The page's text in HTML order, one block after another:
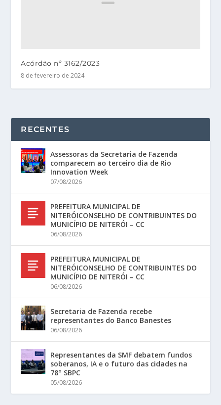
Acórdão nº 3162/2023
8 de fevereiro de 2024
RECENTES
Assessoras da Secretaria de Fazenda
comparecem ao terceiro dia de Rio
Innovation Week
07/08/2026
PREFEITURA MUNICIPAL DE
NITERÓICONSELHO DE CONTRIBUINTES DO
MUNICÍPIO DE NITERÓI – CC
06/08/2026
PREFEITURA MUNICIPAL DE
NITERÓICONSELHO DE CONTRIBUINTES DO
MUNICÍPIO DE NITERÓI – CC
06/08/2026
Secretaria de Fazenda recebe
representantes do Banco Banestes
06/08/2026
Representantes da SMF debatem fundos
soberanos, IA e o futuro das cidades na
78° SBPC
05/08/2026